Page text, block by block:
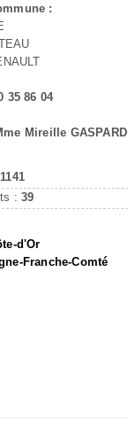
:
35 86 04
Mireille GASPARD
:39
d'Or
Franche-Comté